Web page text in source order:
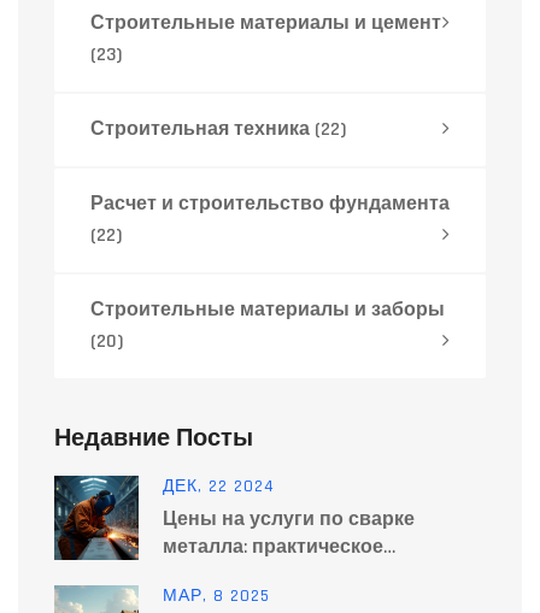
Строительные материалы и цемент
(23)
Строительная техника (22)
Расчет и строительство фундамента
(22)
Строительные материалы и заборы
(20)
Недавние Посты
ДЕК, 22 2024
Цены на услуги по сварке
металла: практическое
МАР, 8 2025